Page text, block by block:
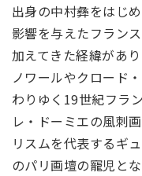
出身の中村彝をはじ
影響を与えたフラン
加えてきた経緯があ
ノワールやクロード
わりゆく19世紀フラ
レ・ドーミエの風刺
リスムを代表するギ
のパリ画壇の寵児と